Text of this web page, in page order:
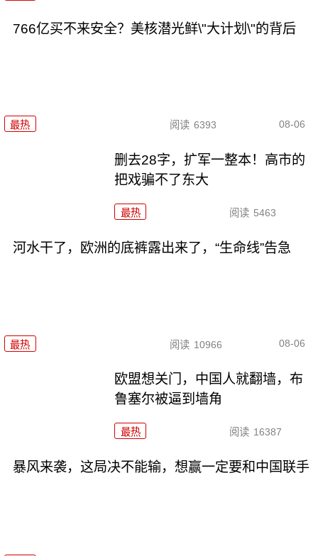
766亿买不来安全？美核潜光鲜\"大计划\"的背后
最热 阅读 6393 08-06
删去28字，扩军一整本！高市的
把戏骗不了东大
最热 阅读 5463
河水干了，欧洲的底裤露出来了，“生命线”告急
最热 阅读 10966 08-06
欧盟想关门，中国人就翻墙，布
鲁塞尔被逼到墙角
最热 阅读 16387
暴风来袭，这局决不能输，想赢一定要和中国联手